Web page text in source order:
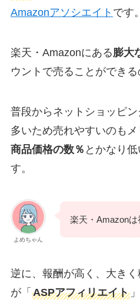
Amazonアソシエイト です。
楽天・Amazonにある膨大
ウントで売ることができる
普段からネットショッピ
多いため売れやすいのもメ
商品価格の数％ とかなり
す。
よめちゃん
楽天・Amazon
逆に、報酬が高く、大き
が「 ASPアフィリエイト